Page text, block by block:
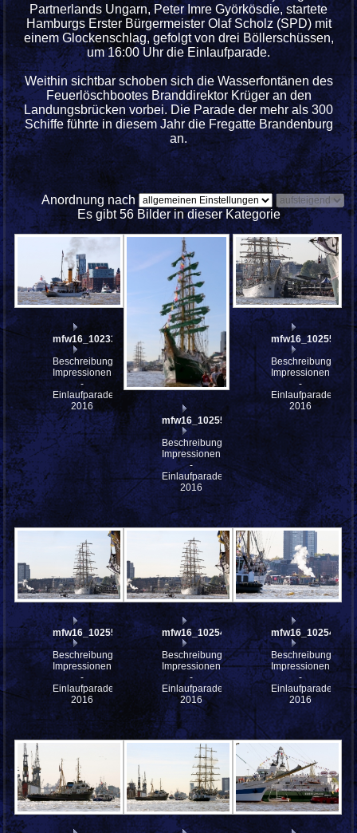
Partnerlands Ungarn, Peter Imre Györkösdie, startete
Hamburgs Erster Bürgermeister Olaf Scholz (SPD) mit
einem Glockenschlag, gefolgt von drei Böllerschüssen,
um 16:00 Uhr die Einlaufparade.
Weithin sichtbar schoben sich die Wasserfontänen des
Feuerlöschbootes Branddirektor Krüger an den
Landungsbrücken vorbei. Die Parade der mehr als 300
Schiffe führte in diesem Jahr die Fregatte Brandenburg
an.
Anordnung nach
Es gibt 56 Bilder in dieser Kategorie
mfw16_102339
Beschreibung:
Impressionen
-
Einlaufparade
2016
mfw16_102551
Beschreibung:
Impressionen
-
Einlaufparade
2016
mfw16_102550a
Beschreibung:
Impressionen
-
Einlaufparade
2016
mfw16_102550
Beschreibung:
Impressionen
-
Einlaufparade
2016
mfw16_102549
Beschreibung:
Impressionen
-
Einlaufparade
2016
mfw16_102546
Beschreibung:
Impressionen
-
Einlaufparade
2016